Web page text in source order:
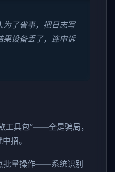
为了省事，把日志写
果设备丢了，连申诉
工具包”——全是骗局，
招。
批量操作——系统识别